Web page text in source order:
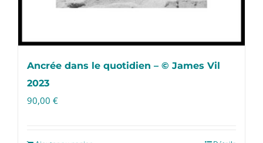
Ancrée dans le quotidien – © James Vil
2023
90,00 €